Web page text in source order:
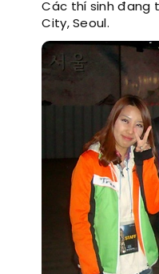
Các thí sinh đang
City, Seoul.